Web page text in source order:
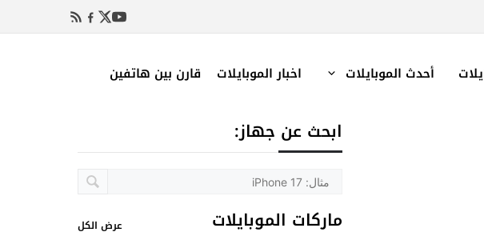
أحدث الموبايلات اخبار الموبايلات قارن بين هاتفين
ابحث عن جهاز:
ماركات الموبايلات عرض الكل